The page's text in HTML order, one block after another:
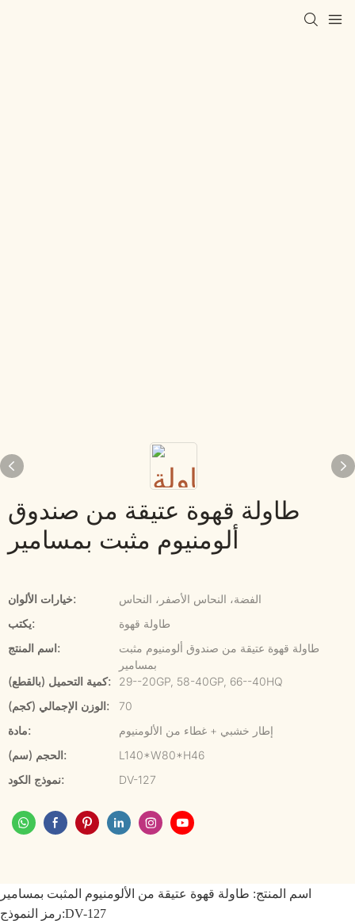
طاولة قهوة عتيقة من صندوق
ألومنيوم مثبت بمسامير
خيارات الألوان:
الفضة، النحاس الأصفر، النحاس
يكتب:
طاولة قهوة
اسم المنتج:
طاولة قهوة عتيقة من صندوق ألومنيوم مثبت
بمسامير
كمية التحميل (بالقطع):
29--20GP, 58-40GP, 66--40HQ
الوزن الإجمالي (كجم):
70
مادة:
إطار خشبي + غطاء من الألومنيوم
الحجم (سم):
L140*W80*H46
نموذج الكود:
DV-127
اسم المنتج: طاولة قهوة عتيقة من الألومنيوم المثبت بمسامير
رمز النموذج:DV-127